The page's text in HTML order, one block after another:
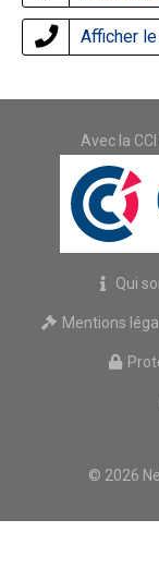
Afficher le
Avec la
Qui
Mentions
© 2026